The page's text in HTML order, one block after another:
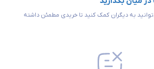
به دیگران کمک کنید تا خریدی مطمئن داشته